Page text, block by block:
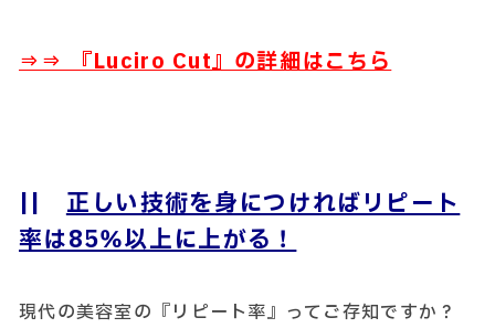
⇒⇒ 『Luciro Cut』の詳細はこちら
||正しい技術を身につければリピート
率は85％以上に上がる！
現代の美容室の『リピート率』ってご存知ですか？